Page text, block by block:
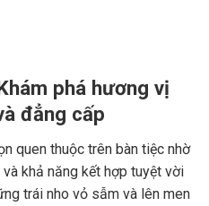
phá hương vị
đẳng cấp
quen thuộc trên bàn tiệc nhờ
khả năng kết hợp tuyệt vời
trái nho vỏ sẫm và lên men